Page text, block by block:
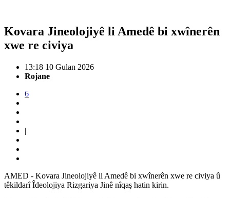
Kovara Jineolojiyê li Amedê bi xwînerên
xwe re civiya
13:18 10 Gulan 2026
Rojane
6
|
AMED - Kovara Jineolojiyê li Amedê bi xwînerên xwe re civiya û
têkildarî Îdeolojiya Rizgariya Jinê nîqaş hatin kirin.